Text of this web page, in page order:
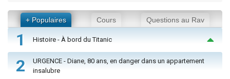
+ Populaires Cours Questions au Rav
1 Histoire - À bord du Titanic
2
URGENCE - Diane, 80 ans, en danger dans un appartement
insalubre